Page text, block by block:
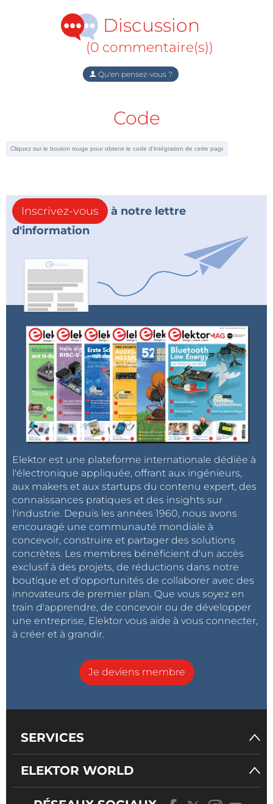
également surveiller des fonctions vitales avec une
extrême précision. Cette possibilité est
particulièrement intéressante pour les systèmes de
surveillance embarqués dans les voitures (état
d'ébriété, nervosité excessive, crise d’épilepsie,
surveiller les mouvements et les fonctions vitales de
couverture.
Discussion
(0 commentaire(s))
Qu'en pensez-vous ?
Code
Inscrivez-vous
à notre lettre
d'information
Elektor est une plateforme internationale dédiée à
l'électronique appliquée, offrant aux ingénieurs,
aux makers et aux startups du contenu expert, des
connaissances pratiques et des insights sur
l'industrie. Depuis les années 1960, nous avons
encouragé une communauté mondiale à
concevoir, construire et partager des solutions
concrètes. Les membres bénéficient d'un accès
exclusif à des projets, de réductions dans notre
boutique et d'opportunités de collaborer avec des
innovateurs de premier plan. Que vous soyez en
train d'apprendre, de concevoir ou de développer
une entreprise, Elektor vous aide à vous connecter,
à créer et à grandir.
Je deviens membre
SERVICES
ELEKTOR WORLD